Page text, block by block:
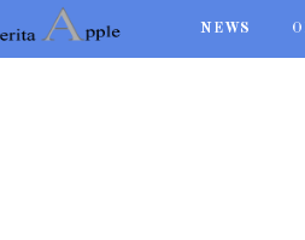
NEWS